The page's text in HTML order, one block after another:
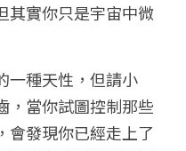
其實你只是宇宙中微
一種天性，但請小
，當你試圖控制那些
會發現你已經走上了